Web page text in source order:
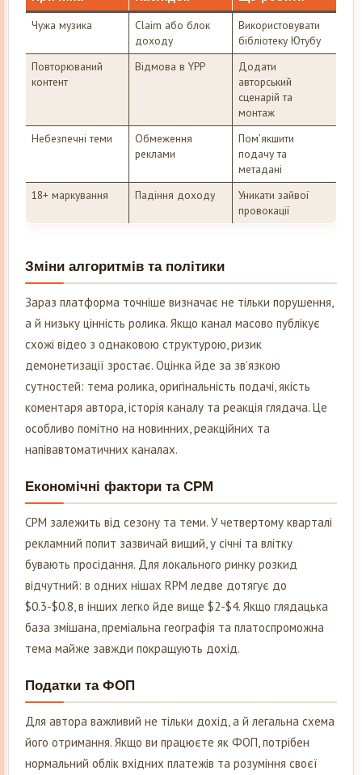
Чужа музика
Claim або блок
доходу
Використовувати
бібліотеку Ютубу
Повторюваний
контент
Відмова в YPP
Додати
авторський
сценарій та
монтаж
Небезпечні теми
Обмеження
реклами
Пом’якшити
подачу та
метадані
18+ маркування
Падіння доходу
Уникати зайвої
провокації
Зміни алгоритмів та політики
Зараз платформа точніше визначає не тільки порушення,
а й низьку цінність ролика. Якщо канал масово публікує
схожі відео з однаковою структурою, ризик
демонетизації зростає. Оцінка йде за зв’язкою
сутностей: тема ролика, оригінальність подачі, якість
коментаря автора, історія каналу та реакція глядача. Це
особливо помітно на новинних, реакційних та
напівавтоматичних каналах.
Економічні фактори та CPM
CPM залежить від сезону та теми. У четвертому кварталі
рекламний попит зазвичай вищий, у січні та влітку
бувають просідання. Для локального ринку розкид
відчутний: в одних нішах RPM ледве дотягує до
$0.3-$0.8, в інших легко йде вище $2-$4. Якщо глядацька
база змішана, преміальна географія та платоспроможна
тема майже завжди покращують дохід.
Податки та ФОП
Для автора важливий не тільки дохід, а й легальна схема
його отримання. Якщо ви працюєте як ФОП, потрібен
нормальний облік вхідних платежів та розуміння своєї